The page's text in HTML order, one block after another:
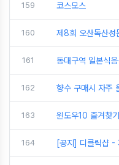
159 코스모스
160 제8회 오산독산
161 동대구역 일본식
162 향수 구매시 자주
163 윈도우10 즐겨찾
164 [공지] 디클릭샵 -